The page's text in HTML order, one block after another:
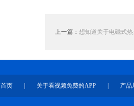
上一篇： 想知道关于电磁式热量
首页 关于看视频免费的APP 产品